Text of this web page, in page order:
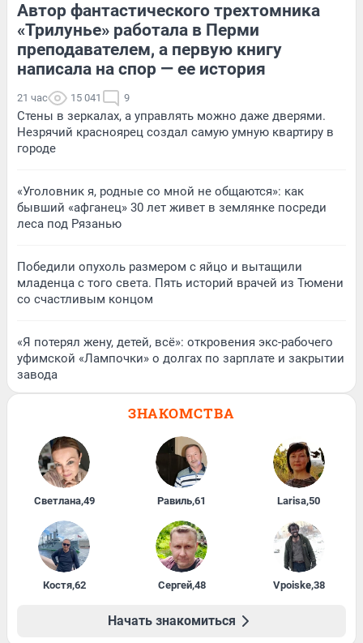
Автор фантастического трехтомника
«Трилунье» работала в Перми
преподавателем, а первую книгу
написала на спор — ее история
21 час 15 041 9
Стены в зеркалах, а управлять можно даже дверями.
Незрячий красноярец создал самую умную квартиру в
городе
«Уголовник я, родные со мной не общаются»: как
бывший «афганец» 30 лет живет в землянке посреди
леса под Рязанью
Победили опухоль размером с яйцо и вытащили
младенца с того света. Пять историй врачей из Тюмени
со счастливым концом
«Я потерял жену, детей, всё»: откровения экс-рабочего
уфимской «Лампочки» о долгах по зарплате и закрытии
завода
ЗНАКОМСТВА
Светлана,49 Равиль,61 Larisa,50
Костя,62 Сергей,48 Vpoiske,38
Начать знакомиться